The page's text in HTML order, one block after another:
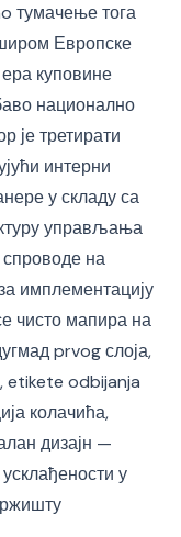
тумачење тога
Европске
ера куповине
национално
је третирати
интерни
у складу са
управљања
спроводе на
имплементацију
чисто мапира на
prvog слоја,
etikete odbijanja
колачића,
дизајн —
у